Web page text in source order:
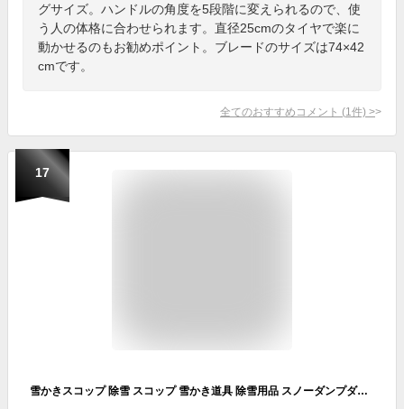
グサイズ。ハンドルの角度を5段階に変えられるので、使
う人の体格に合わせられます。直径25cmのタイヤで楽に
動かせるのもお勧めポイント。ブレードのサイズは74×42
cmです。
全てのおすすめコメント (1 件) >
17
雪かきスコップ 除雪 スコップ 雪かき道具 除雪用品 スノーダンプダンプ 道具 雪かき用シャベル 雪かきスコップ 除雪ダンプ オレンジ 除雪用品 雪かき スコップ シャベル 軽量 スノーダンプ 撥水 撥水加工 アイリスオーヤマ N130